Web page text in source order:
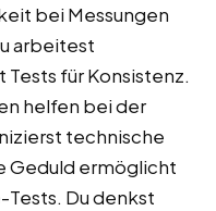
bei Messungen
arbeitest
für Konsistenz.
helfen bei der
technische
Geduld ermöglicht
Du denkst